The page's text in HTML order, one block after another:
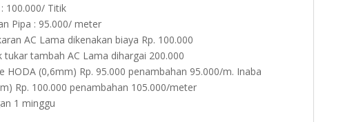
100.000/ Titik
Pipa : 95.000/ meter
AC Lama dikenakan biaya Rp. 100.000
tukar tambah AC Lama dihargai 200.000
HODA (0,6mm) Rp. 95.000 penambahan 95.000/m. Inaba
Rp. 100.000 penambahan 105.000/meter
1 minggu